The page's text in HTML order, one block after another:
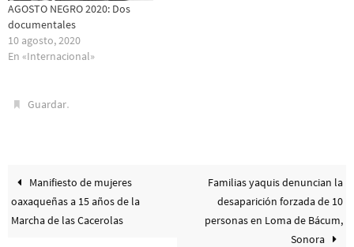
AGOSTO NEGRO 2020: Dos
documentales
10 agosto, 2020
En «Internacional»
Guardar.
Manifiesto de mujeres
oaxaqueñas a 15 años de la
Marcha de las Cacerolas
Familias yaquis denuncian la
desaparición forzada de 10
personas en Loma de Bácum,
Sonora